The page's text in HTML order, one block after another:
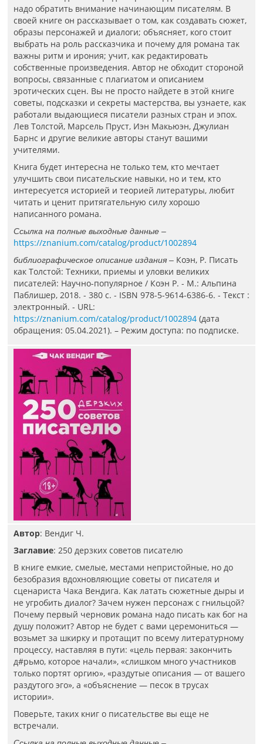
надо обратить внимание начинающим писателям. В
своей книге он рассказывает о том, как создавать сюжет,
образы персонажей и диалоги; объясняет, кого стоит
выбрать на роль рассказчика и почему для романа так
важны ритм и ирония; учит, как редактировать
собственные произведения. Автор не обходит стороной
вопросы, связанные с плагиатом и описанием
эротических сцен. Вы не просто найдете в этой книге
советы, подсказки и секреты мастерства, вы узнаете, как
работали выдающиеся писатели разных стран и эпох.
Лев Толстой, Марсель Пруст, Иэн Макьюэн, Джулиан
Барнс и другие великие авторы станут вашими
учителями.
Книга будет интересна не только тем, кто мечтает
улучшить свои писательские навыки, но и тем, кто
интересуется историей и теорией литературы, любит
читать и ценит притягательную силу хорошо
написанного романа.
Ссылка на полные выходные данные –
https://znanium.com/catalog/product/1002894
библиографическое описание издания – Коэн, Р. Писать
как Толстой: Техники, приемы и уловки великих
писателей: Научно-популярное / Коэн Р. - М.: Альпина
Паблишер, 2018. - 380 с. - ISBN 978-5-9614-6386-6. - Текст :
электронный. - URL:
https://znanium.com/catalog/product/1002894 (дата
обращения: 05.04.2021). – Режим доступа: по подписке.
Автор: Вендиг Ч.
Заглавие: 250 дерзких советов писателю
В книге емкие, смелые, местами непристойные, но до
безобразия вдохновляющие советы от писателя и
сценариста Чака Вендига. Как латать сюжетные дыры и
не угробить диалог? Зачем нужен персонаж с гнильцой?
Почему первый черновик романа надо писать как бог на
душу положит? Автор не будет с вами церемониться —
возьмет за шкирку и протащит по всему литературному
процессу, наставляя в пути: «цель первая: закончить
д#рьмо, которое начали», «слишком много участников
только портят оргию», «раздутые описания — от вашего
раздутого эго», а «объяснение — песок в трусах
истории».
Поверьте, таких книг о писательстве вы еще не
встречали.